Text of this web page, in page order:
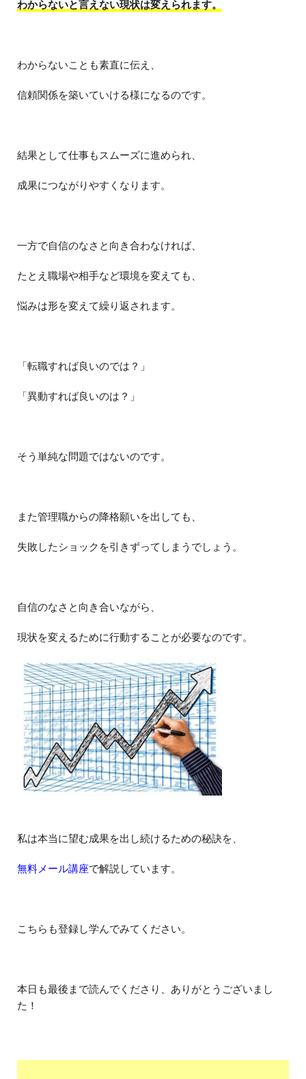
わからないと言えない現状は変えられます。
わからないことも素直に伝え、
信頼関係を築いていける様になるのです。
結果として仕事もスムーズに進められ、
成果につながりやすくなります。
一方で自信のなさと向き合わなければ、
たとえ職場や相手など環境を変えても、
悩みは形を変えて繰り返されます。
「転職すれば良いのでは？」
「異動すれば良いのは？」
そう単純な問題ではないのです。
また管理職からの降格願いを出しても、
失敗したショックを引きずってしまうでしょう。
自信のなさと向き合いながら、
現状を変えるために行動することが必要なのです。
私は本当に望む成果を出し続けるための秘訣を、
無料メール講座で解説しています。
こちらも登録し学んでみてください。
本日も最後まで読んでくださり、ありがとうございまし
た！